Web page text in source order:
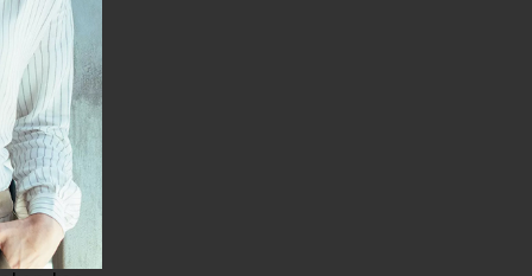
i
do
Lazar
je